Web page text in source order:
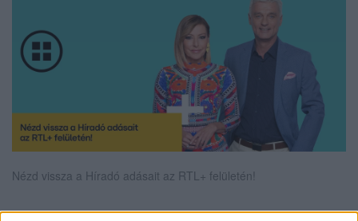
Nézd vissza a Híradó adásait az RTL+ felületén!